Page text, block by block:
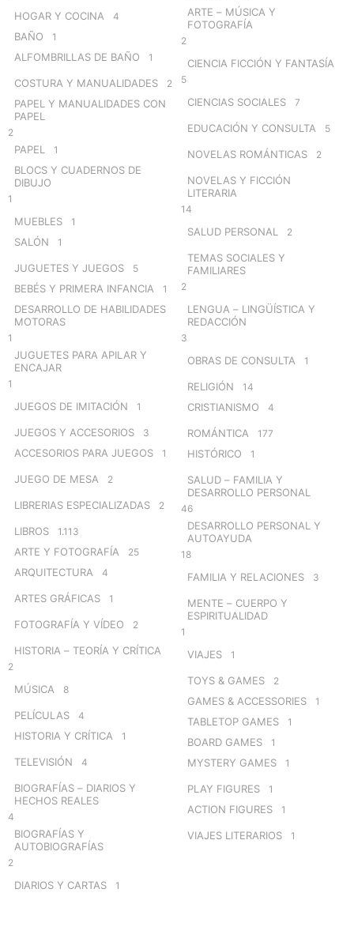
HOGAR Y COCINA 4
BAÑO 1
ALFOMBRILLAS DE BAÑO 1
COSTURA Y MANUALIDADES 2
PAPEL Y MANUALIDADES CON
PAPEL
2
PAPEL 1
BLOCS Y CUADERNOS DE
DIBUJO
1
MUEBLES 1
SALÓN 1
JUGUETES Y JUEGOS 5
BEBÉS Y PRIMERA INFANCIA 1
DESARROLLO DE HABILIDADES
MOTORAS
1
JUGUETES PARA APILAR Y
ENCAJAR
1
JUEGOS DE IMITACIÓN 1
JUEGOS Y ACCESORIOS 3
ACCESORIOS PARA JUEGOS 1
JUEGO DE MESA 2
LIBRERIAS ESPECIALIZADAS 2
LIBROS 1.113
ARTE Y FOTOGRAFÍA 25
ARQUITECTURA 4
ARTES GRÁFICAS 1
FOTOGRAFÍA Y VÍDEO 2
HISTORIA – TEORÍA Y CRÍTICA
2
MÚSICA 8
PELÍCULAS 4
HISTORIA Y CRÍTICA 1
TELEVISIÓN 4
BIOGRAFÍAS – DIARIOS Y
HECHOS REALES
4
BIOGRAFÍAS Y
AUTOBIOGRAFÍAS
2
DIARIOS Y CARTAS 1
ARTE – MÚSICA Y
FOTOGRAFÍA
2
CIENCIA FICCIÓN Y FANTASÍA
5
CIENCIAS SOCIALES 7
EDUCACIÓN Y CONSULTA 5
NOVELAS ROMÁNTICAS 2
NOVELAS Y FICCIÓN
LITERARIA
14
SALUD PERSONAL 2
TEMAS SOCIALES Y
FAMILIARES
2
LENGUA – LINGÜÍSTICA Y
REDACCIÓN
3
OBRAS DE CONSULTA 1
RELIGIÓN 14
CRISTIANISMO 4
ROMÁNTICA 177
HISTÓRICO 1
SALUD – FAMILIA Y
DESARROLLO PERSONAL
46
DESARROLLO PERSONAL Y
AUTOAYUDA
18
FAMILIA Y RELACIONES 3
MENTE – CUERPO Y
ESPIRITUALIDAD
1
VIAJES 1
TOYS & GAMES 2
GAMES & ACCESSORIES 1
TABLETOP GAMES 1
BOARD GAMES 1
MYSTERY GAMES 1
PLAY FIGURES 1
ACTION FIGURES 1
VIAJES LITERARIOS 1